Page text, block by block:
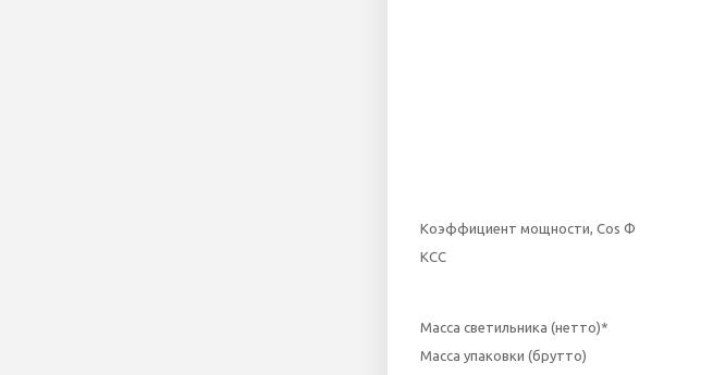
Коэффициент мощности, Cos Φ
КСС
Масса светильника (нетто)*
Масса упаковки (брутто)